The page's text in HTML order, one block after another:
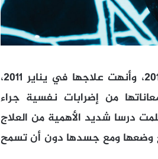
وولجت لوفاتو الى مصحة النفسية في مطلع شهر نونبر 2010، وأنهت علاجها في يناير 2011،
من إضرابات نفسية جراء
درسا شديد الأهمية من العلاج
وضعها ومع جسدها دون أن تسمح